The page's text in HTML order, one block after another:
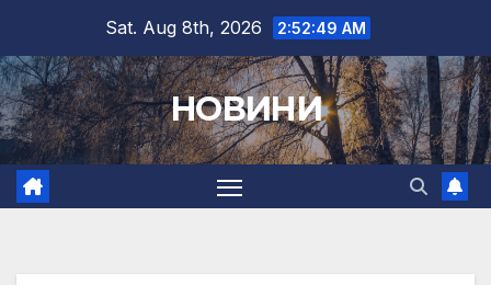
content
Sat. Aug 8th, 2026 2:52:50 AM
НОВИНИ